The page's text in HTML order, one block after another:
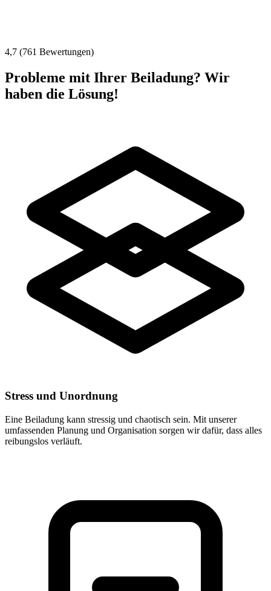
4,7 (761 Bewertungen)
Probleme mit Ihrer Beiladung? Wir
haben die Lösung!
Stress und Unordnung
Eine Beiladung kann stressig und chaotisch sein. Mit unserer
umfassenden Planung und Organisation sorgen wir dafür, dass alles
reibungslos verläuft.